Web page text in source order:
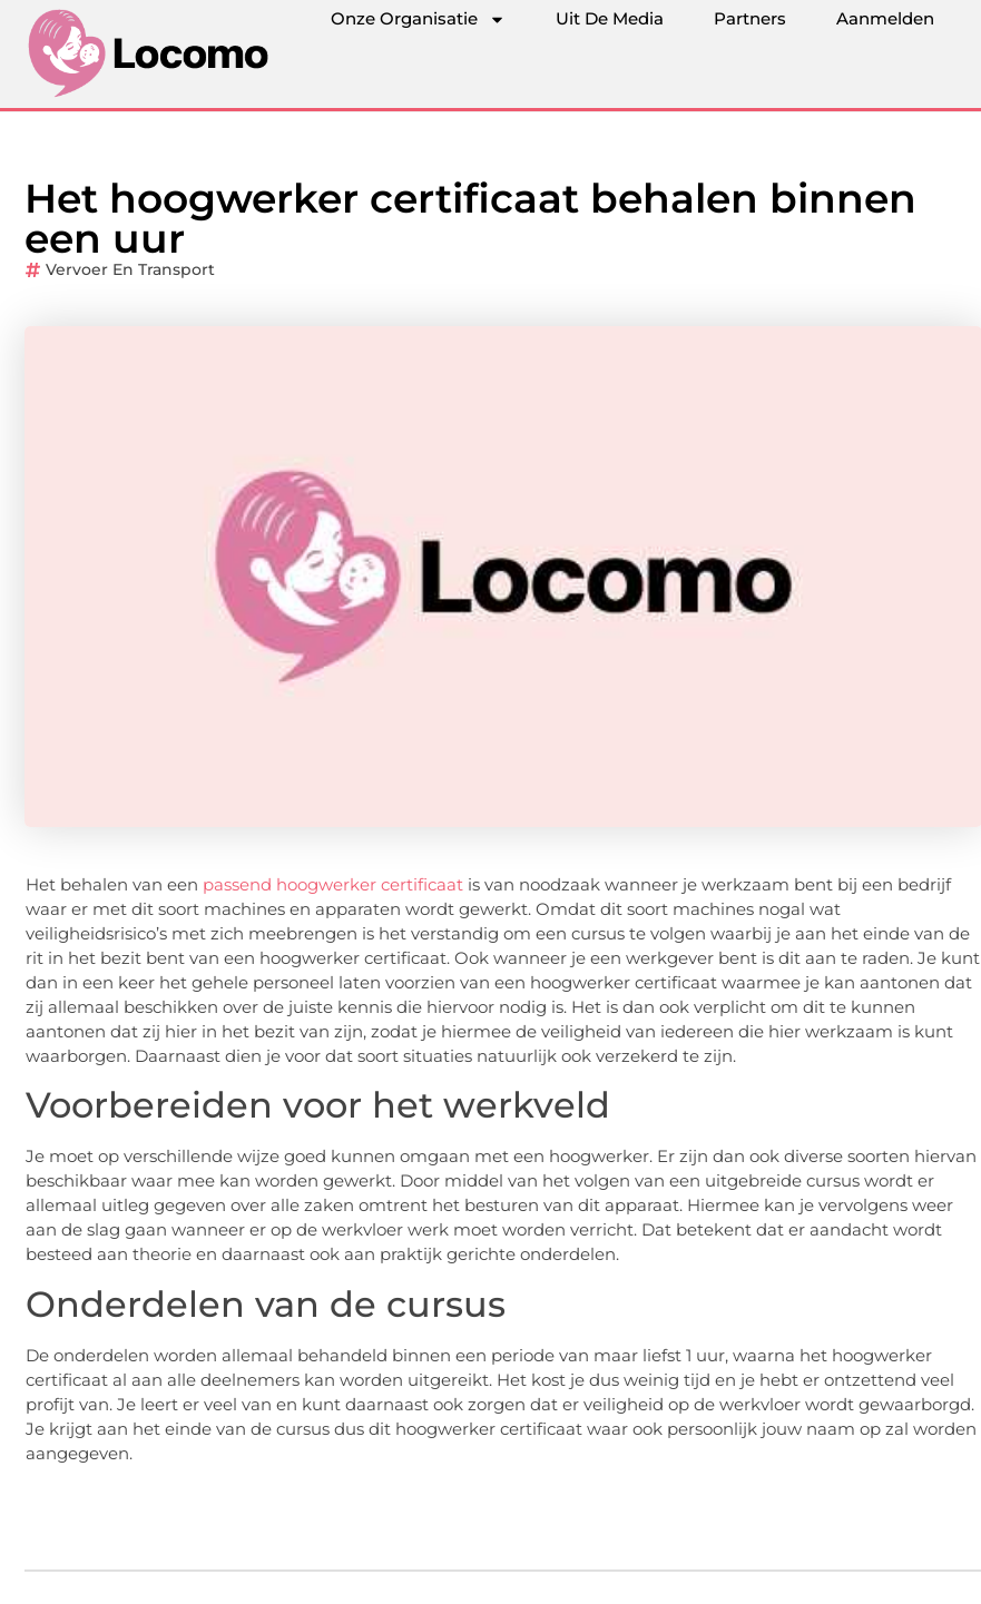
Onze Organisatie Uit De Media Partners Aanmelden
Het hoogwerker certificaat behalen binnen
een uur
Vervoer En Transport
Het behalen van een passend hoogwerker certificaat is van noodzaak wanneer je werkzaam bent bij een bedrijf
waar er met dit soort machines en apparaten wordt gewerkt. Omdat dit soort machines nogal wat
veiligheidsrisico’s met zich meebrengen is het verstandig om een cursus te volgen waarbij je aan het einde van de
rit in het bezit bent van een hoogwerker certificaat. Ook wanneer je een werkgever bent is dit aan te raden. Je kunt
dan in een keer het gehele personeel laten voorzien van een hoogwerker certificaat waarmee je kan aantonen dat
zij allemaal beschikken over de juiste kennis die hiervoor nodig is. Het is dan ook verplicht om dit te kunnen
aantonen dat zij hier in het bezit van zijn, zodat je hiermee de veiligheid van iedereen die hier werkzaam is kunt
waarborgen. Daarnaast dien je voor dat soort situaties natuurlijk ook verzekerd te zijn.
Voorbereiden voor het werkveld
Je moet op verschillende wijze goed kunnen omgaan met een hoogwerker. Er zijn dan ook diverse soorten hiervan
beschikbaar waar mee kan worden gewerkt. Door middel van het volgen van een uitgebreide cursus wordt er
allemaal uitleg gegeven over alle zaken omtrent het besturen van dit apparaat. Hiermee kan je vervolgens weer
aan de slag gaan wanneer er op de werkvloer werk moet worden verricht. Dat betekent dat er aandacht wordt
besteed aan theorie en daarnaast ook aan praktijk gerichte onderdelen.
Onderdelen van de cursus
De onderdelen worden allemaal behandeld binnen een periode van maar liefst 1 uur, waarna het hoogwerker
certificaat al aan alle deelnemers kan worden uitgereikt. Het kost je dus weinig tijd en je hebt er ontzettend veel
profijt van. Je leert er veel van en kunt daarnaast ook zorgen dat er veiligheid op de werkvloer wordt gewaarborgd.
Je krijgt aan het einde van de cursus dus dit hoogwerker certificaat waar ook persoonlijk jouw naam op zal worden
aangegeven.